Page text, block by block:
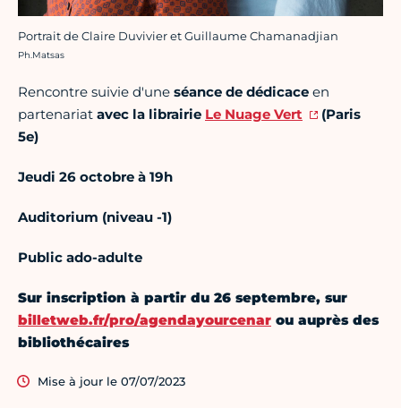
Portrait de Claire Duvivier et Guillaume Chamanadjian
Crédit photo :
Ph.Matsas
Rencontre suivie d'une séance de dédicace en
partenariat avec la librairie Le Nuage Vert
(Paris
5e)
Jeudi 26 octobre à 19h
Auditorium (niveau -1)
Public ado-adulte
Sur inscription à partir du 26 septembre, sur
billetweb.fr/pro/agendayourcenar ou auprès des
bibliothécaires
Mise à jour le 07/07/2023